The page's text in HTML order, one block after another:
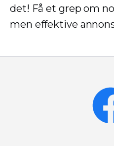
det! Få et grep om
men effektive